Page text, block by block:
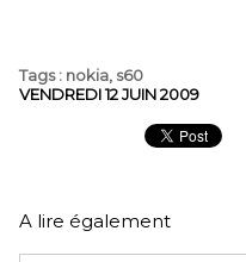
Tags: nokia, s60
VENDREDI 12 JUIN 2009
A lire également